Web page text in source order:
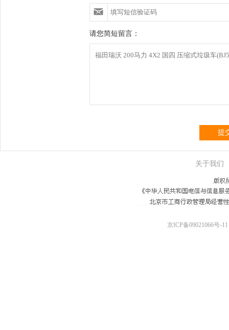
请您简短留言：
提
关于我们
京ICP备09021066号-11